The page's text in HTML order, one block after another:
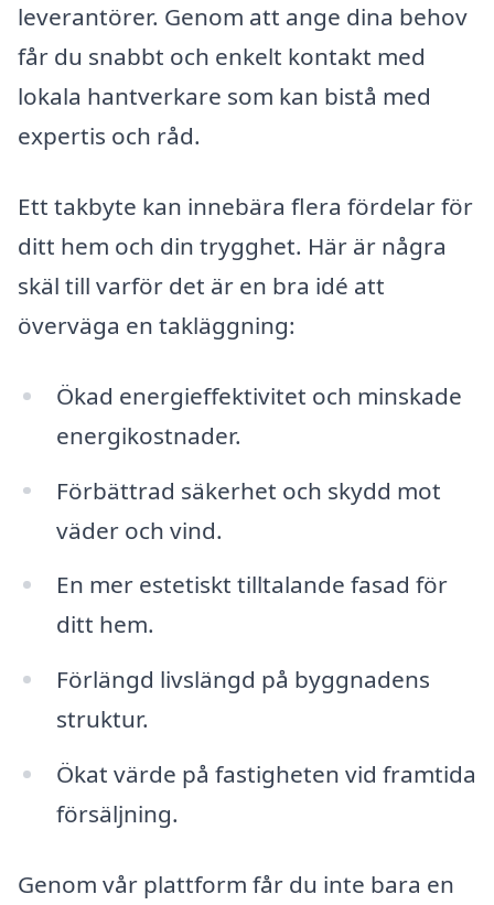
leverantörer. Genom att ange dina behov
får du snabbt och enkelt kontakt med
lokala hantverkare som kan bistå med
expertis och råd.
Ett takbyte kan innebära flera fördelar för
ditt hem och din trygghet. Här är några
skäl till varför det är en bra idé att
överväga en takläggning:
Ökad energieffektivitet och minskade
energikostnader.
Förbättrad säkerhet och skydd mot
väder och vind.
En mer estetiskt tilltalande fasad för
ditt hem.
Förlängd livslängd på byggnadens
struktur.
Ökat värde på fastigheten vid framtida
försäljning.
Genom vår plattform får du inte bara en